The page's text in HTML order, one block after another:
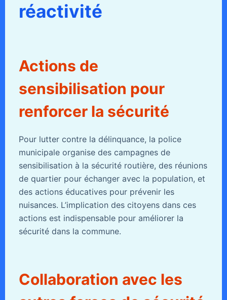
réactivité
Actions de
sensibilisation pour
renforcer la sécurité
Pour lutter contre la délinquance, la police
municipale organise des campagnes de
sensibilisation à la sécurité routière, des réunions
de quartier pour échanger avec la population, et
des actions éducatives pour prévenir les
nuisances. L’implication des citoyens dans ces
actions est indispensable pour améliorer la
sécurité dans la commune.
Collaboration avec les